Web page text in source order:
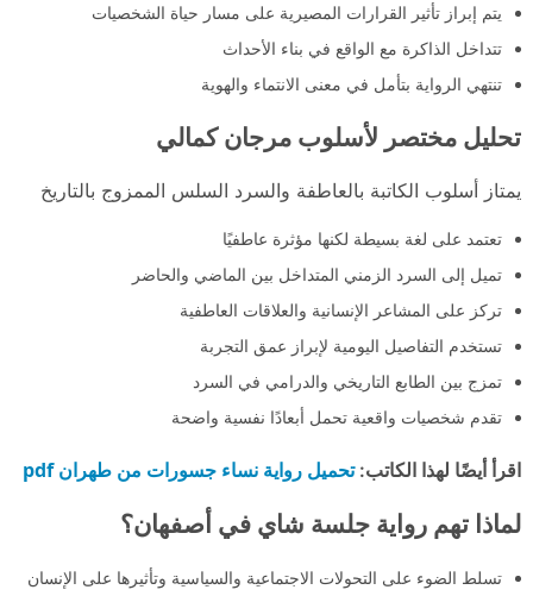
يتم إبراز تأثير القرارات المصيرية على مسار حياة الشخصيات
تتداخل الذاكرة مع الواقع في بناء الأحداث
تنتهي الرواية بتأمل في معنى الانتماء والهوية
تحليل مختصر لأسلوب مرجان كمالي
يمتاز أسلوب الكاتبة بالعاطفة والسرد السلس الممزوج بالتاريخ
تعتمد على لغة بسيطة لكنها مؤثرة عاطفيًا
تميل إلى السرد الزمني المتداخل بين الماضي والحاضر
تركز على المشاعر الإنسانية والعلاقات العاطفية
تستخدم التفاصيل اليومية لإبراز عمق التجربة
تمزج بين الطابع التاريخي والدرامي في السرد
تقدم شخصيات واقعية تحمل أبعادًا نفسية واضحة
اقرأ أيضًا لهذا الكاتب:تحميل رواية نساء جسورات من طهران pdf
لماذا تهم رواية جلسة شاي في أصفهان؟
تسلط الضوء على التحولات الاجتماعية والسياسية وتأثيرها على الإنسان